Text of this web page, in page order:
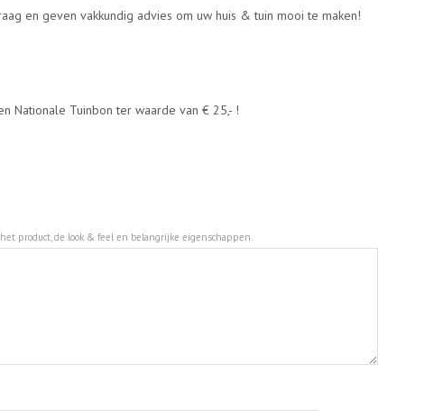
en geven vakkundig advies om uw huis & tuin mooi te maken!
Nationale Tuinbon ter waarde van € 25,- !
product, de look & feel en belangrijke eigenschappen.